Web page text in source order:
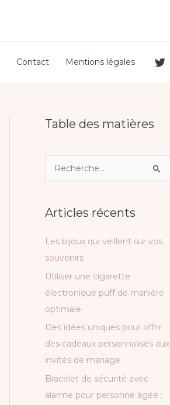
Contact Mentions légales
Table des matières
h
e
Articles récents
Les bijoux qui veillent sur vos
souvenirs
Utiliser une cigarette
électronique puff de manière
optimale
Des idées uniques pour offrir
des cadeaux personnalisés aux
invités de mariage
Bracelet de sécurité avec
alarme pour personne âgée :